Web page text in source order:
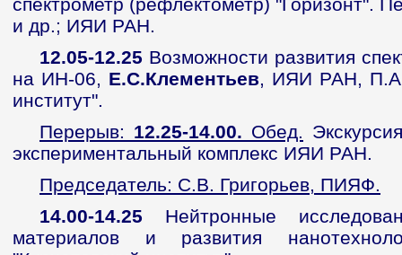
и др.; ИЯИ РАН.
12.05-12.25 Возможности развития
на ИН-06, Е.С.Клементьев, ИЯИ РАН,
институт".
Перерыв: 12.25-14.00. Обед.
экспериментальный комплекс ИЯИ РАН.
Председатель: С.В. Григорьев, ПИЯФ.
14.00-14.25 Нейтронные
материалов и развития